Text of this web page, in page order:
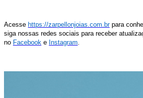
Acesse https://zarpellonjoias.com.brpara
siga nossas redes sociais para receber
no Facebook e Instagram